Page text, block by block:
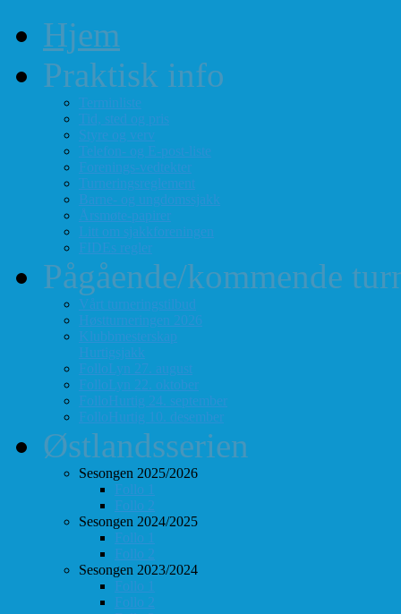
Hjem
Praktisk info
Terminliste
Tid, sted og pris
Styre og verv
Telefon- og E-post-liste
Forenings-vedtekter
Turneringsreglement
Barne- og ungdomssjakk
Årsmøte-papirer
Litt om sjakkforeningen
FIDEs regler
Pågående/kommende
Vårt turneringstilbud
Høstturneringen 2026
Klubbmesterskap
Hurtigsjakk
FolloLyn 27. august
FolloLyn 22. oktober
FolloHurtig 24. september
FolloHurtig 10. desember
Østlandsserien
Sesongen 2025/2026
Follo 1
Follo 2
Sesongen 2024/2025
Follo 1
Follo 2
Sesongen 2023/2024
Follo 1
Follo 2